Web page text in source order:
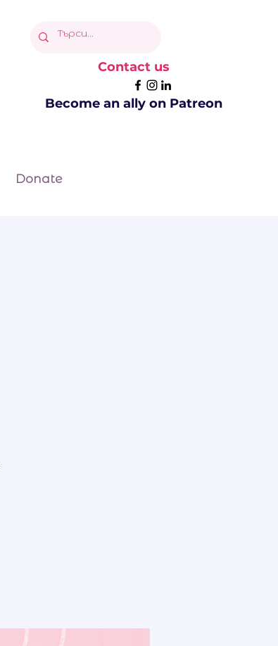
Contact us
Become an ally on Patreon
Donate